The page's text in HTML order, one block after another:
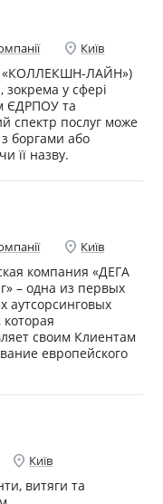
location_on Київ
«КОЛЛЕКШН-ЛАЙН»)
у сфері
ЄДРПОУ та
спектр послуг може
боргами або
її назву.
location_on Київ
компания «ДЕГА
– одна из первых
аутсорсинговых
своим Клиентам
европейского
location_on Київ
витяги та